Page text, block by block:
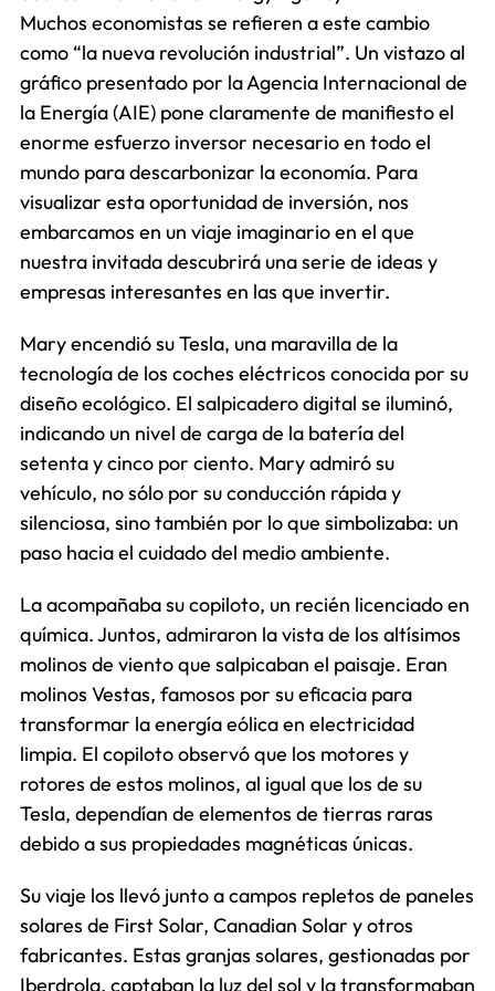
Muchos economistas se refieren a este cambio
como “la nueva revolución industrial”. Un vistazo al
gráfico presentado por la Agencia Internacional de
la Energía (AIE) pone claramente de manifiesto el
enorme esfuerzo inversor necesario en todo el
mundo para descarbonizar la economía. Para
visualizar esta oportunidad de inversión, nos
embarcamos en un viaje imaginario en el que
nuestra invitada descubrirá una serie de ideas y
empresas interesantes en las que invertir.
Mary encendió su Tesla, una maravilla de la
tecnología de los coches eléctricos conocida por su
diseño ecológico. El salpicadero digital se iluminó,
indicando un nivel de carga de la batería del
setenta y cinco por ciento. Mary admiró su
vehículo, no sólo por su conducción rápida y
silenciosa, sino también por lo que simbolizaba: un
paso hacia el cuidado del medio ambiente.
La acompañaba su copiloto, un recién licenciado en
química. Juntos, admiraron la vista de los altísimos
molinos de viento que salpicaban el paisaje. Eran
molinos Vestas, famosos por su eficacia para
transformar la energía eólica en electricidad
limpia. El copiloto observó que los motores y
rotores de estos molinos, al igual que los de su
Tesla, dependían de elementos de tierras raras
debido a sus propiedades magnéticas únicas.
Su viaje los llevó junto a campos repletos de paneles
solares de First Solar, Canadian Solar y otros
fabricantes. Estas granjas solares, gestionadas por
Iberdrola, captaban la luz del sol y la transformaban